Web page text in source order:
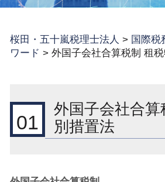
桜田・五十嵐税理士法人 > 国際税
ワード > 外国子会社合算税制 租
01
外国子会社合算
別措置法